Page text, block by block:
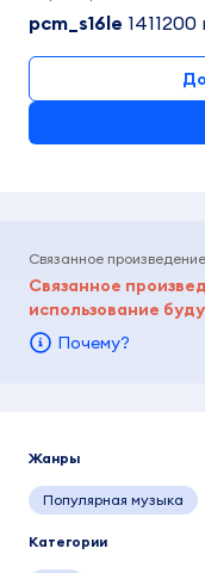
pcm_s16le
Связанное произведение
Связанное
использование
Почему?
Жанры
Популярная музыка
Категории